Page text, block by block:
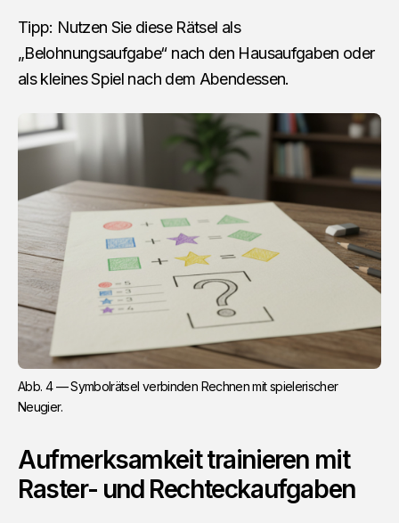
Tipp: Nutzen Sie diese Rätsel als
„Belohnungsaufgabe“ nach den Hausaufgaben oder
als kleines Spiel nach dem Abendessen.
Abb. 4 — Symbolrätsel verbinden Rechnen mit spielerischer
Neugier.
Aufmerksamkeit trainieren mit
Raster- und Rechteckaufgaben